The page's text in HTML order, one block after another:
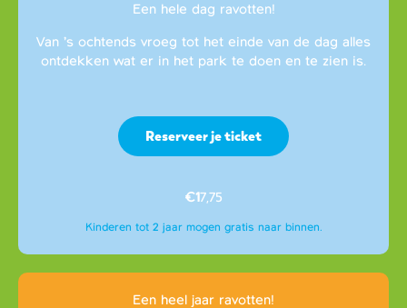
Een hele dag ravotten!
Van ’s ochtends vroeg tot het einde van de dag alles
ontdekken wat er in het park te doen en te zien is.
Reserveer je ticket
€17,75
Kinderen tot 2 jaar mogen gratis naar binnen.
Een heel jaar ravotten!